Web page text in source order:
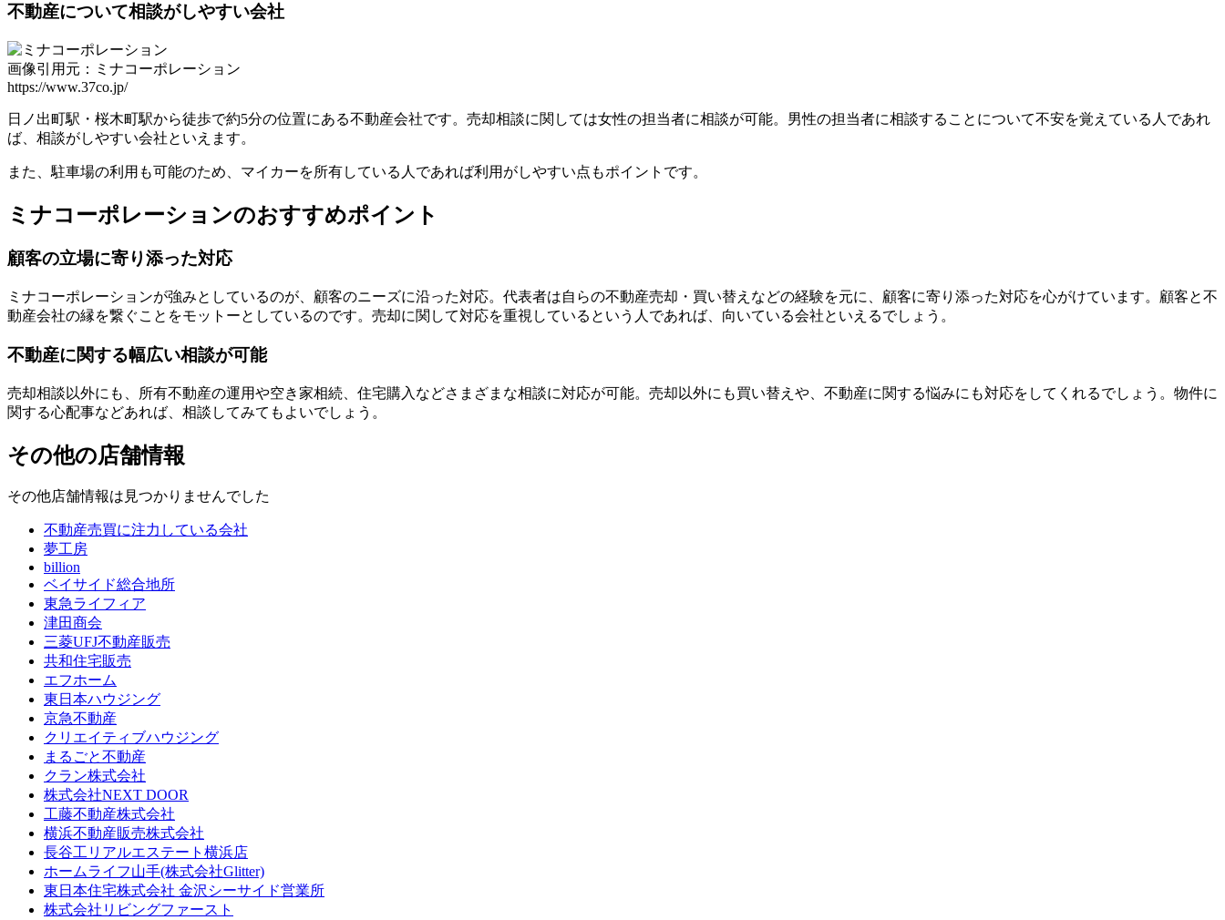
不動産について相談がしやすい会社
画像引用元：ミナコーポレーション
https://www.37co.jp/
日ノ出町駅・桜木町駅から徒歩で約5分の位置にある不動産会社です。売却相談に関しては女性の担当者に相談が可能。男性の担当者に相談することについて不安を覚えている人であれ
ば、相談がしやすい会社といえます。
また、駐車場の利用も可能のため、マイカーを所有している人であれば利用がしやすい点もポイントです。
ミナコーポレーションのおすすめポイント
顧客の立場に寄り添った対応
ミナコーポレーションが強みとしているのが、顧客のニーズに沿った対応。代表者は自らの不動産売却・買い替えなどの経験を元に、顧客に寄り添った対応を心がけています。顧客と不
動産会社の縁を繋ぐことをモットーとしているのです。売却に関して対応を重視しているという人であれば、向いている会社といえるでしょう。
不動産に関する幅広い相談が可能
売却相談以外にも、所有不動産の運用や空き家相続、住宅購入などさまざまな相談に対応が可能。売却以外にも買い替えや、不動産に関する悩みにも対応をしてくれるでしょう。物件に
関する心配事などあれば、相談してみてもよいでしょう。
その他の店舗情報
その他店舗情報は見つかりませんでした
不動産売買に注力している会社
夢工房
billion
ベイサイド総合地所
東急ライフィア
津田商会
三菱UFJ不動産販売
共和住宅販売
エフホーム
東日本ハウジング
京急不動産
クリエイティブハウジング
まるごと不動産
クラン株式会社
株式会社NEXT DOOR
工藤不動産株式会社
横浜不動産販売株式会社
長谷工リアルエステート横浜店
ホームライフ山手(株式会社Glitter)
東日本住宅株式会社 金沢シーサイド営業所
株式会社リビングファースト